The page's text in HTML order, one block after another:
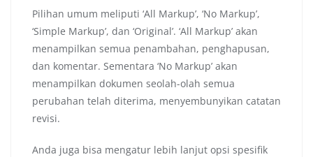
Pilihan umum meliputi ‘All Markup’, ‘No Markup’,
‘Simple Markup’, dan ‘Original’. ‘All Markup’ akan
menampilkan semua penambahan, penghapusan,
dan komentar. Sementara ‘No Markup’ akan
menampilkan dokumen seolah-olah semua
perubahan telah diterima, menyembunyikan catatan
revisi.
Anda juga bisa mengatur lebih lanjut opsi spesifik